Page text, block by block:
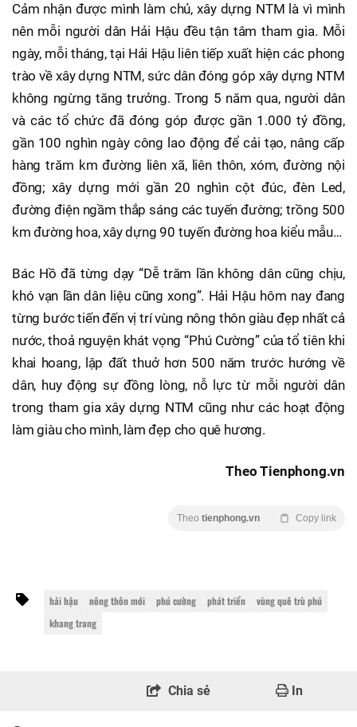
Cảm nhận được mình làm chủ, xây dựng NTM là vì mình
nên mỗi người dân Hải Hậu đều tận tâm tham gia. Mỗi
ngày, mỗi tháng, tại Hải Hậu liên tiếp xuất hiện các phong
trào về xây dựng NTM, sức dân đóng góp xây dựng NTM
không ngừng tăng trưởng. Trong 5 năm qua, người dân
và các tổ chức đã đóng góp được gần 1.000 tỷ đồng,
gần 100 nghìn ngày công lao động để cải tạo, nâng cấp
hàng trăm km đường liên xã, liên thôn, xóm, đường nội
đồng; xây dựng mới gần 20 nghìn cột đúc, đèn Led,
đường điện ngầm thắp sáng các tuyến đường; trồng 500
km đường hoa, xây dựng 90 tuyến đường hoa kiểu mẫu…
Bác Hồ đã từng dạy “Dễ trăm lần không dân cũng chịu,
khó vạn lần dân liệu cũng xong”. Hải Hậu hôm nay đang
từng bước tiến đến vị trí vùng nông thôn giàu đẹp nhất cả
nước, thoả nguyện khát vọng “Phú Cường” của tổ tiên khi
khai hoang, lập đất thuở hơn 500 năm trước hướng về
dân, huy động sự đồng lòng, nỗ lực từ mỗi người dân
trong tham gia xây dựng NTM cũng như các hoạt động
làm giàu cho mình, làm đẹp cho quê hương.
Theo Tienphong.vn
Theo tienphong.vn Copy link
hải hậu nông thôn mới phú cường phát triển
vùng quê trù phú
khang trang
Chia sẻ In